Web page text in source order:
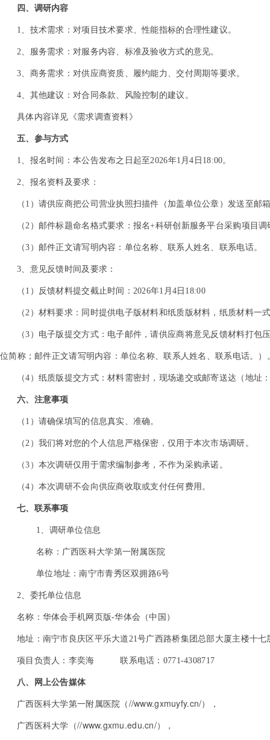
四、调研内容
1、技术需求：对项目技术要求、性能指标的合理性建议。
2、服务需求：对服务内容、标准及验收方式的意见。
3、商务需求：对供应商资质、履约能力、交付周期等要求。
4、其他建议：对合同条款、风险控制的建议。
具体内容详见《需求调查资料》
五、参与方式
1、报名时间：本公告发布之日起至2026年1月4日18:00。
2、报名资料及要求：
（1）请供应商把公司营业执照扫描件（加盖单位公章）发送至邮
（2）邮件标题命名格式要求：报名+科研创新服务平台采购项目
（3）邮件正文请写明内容：单位名称、联系人姓名、联系电话。
3、意见反馈时间及要求：
（1）反馈材料提交截止时间：2026年1月4日18:00
（2）材料要求：同时提供电子版材料和纸质版材料，纸质材料一
（3）电子版提交方式：电子邮件，请供应商将意见反馈材料打
位简称；邮件正文请写明内容：单位名称、联系人姓名、联系电话。）
（4）纸质版提交方式：材料需密封，现场递交或邮寄送达（地
六、注意事项
（1）请确保填写的信息真实、准确。
（2）我们将对您的个人信息严格保密，仅用于本次市场调研。
（3）本次调研仅用于需求编制参考，不作为采购承诺。
（4）本次调研不会向供应商收取或支付任何费用。
七、联系事项
1、调研单位信息
名称：广西医科大学第一附属医院
单位地址：南宁市青秀区双拥路6号
2、委托单位信息
名称：华体会手机网页版-华体会（中国）
地址：南宁市良庆区平乐大道21号广西路桥集团总部大厦主楼十七
项目负责人：李奕海 联系电话：0771-4308717
八、网上公告媒体
广西医科大学第一附属医院（ //www.gxmuyfy.cn/），
广西医科大学（//www.gxmu.edu.cn/），